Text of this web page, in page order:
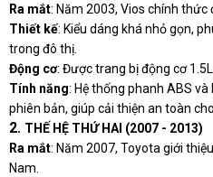
Ra mắt: Năm 2003, Vios chính
Thiết kế: Kiểu dáng khá nhỏ gọn,
trong đô thị.
Động cơ: Được trang bị động cơ 1.5L
Tính năng: Hệ thống phanh ABS
phiên bản, giúp cải thiện an toàn
2. THẾ HỆ THỨ HAI (2007 - 2013)
Ra mắt: Năm 2007, Toyota giới
Nam.